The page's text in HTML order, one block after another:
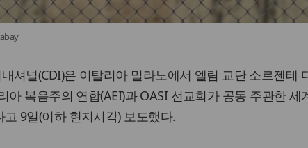
셔널(CDI)은 이탈리아 밀라노에서 엘림 교단 소르젠테
아 복음주의 연합(AEI)과 OASI 선교회가 공동 주관한 세
9일(이하 현지시각) 보도했다.